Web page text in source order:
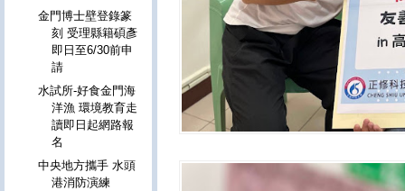
金門博士壁登錄篆
刻 受理縣籍碩彥
即日至6/30前申
請
水試所-好食金門海
洋漁 環境教育走
讀即日起網路報
名
中央地方攜手 水頭
港消防演練